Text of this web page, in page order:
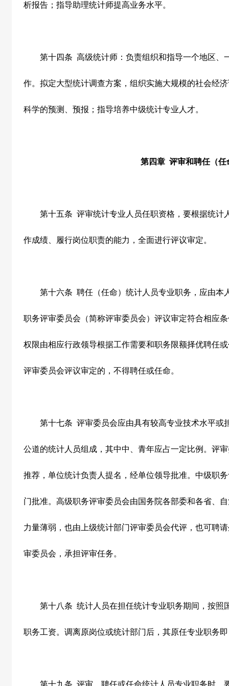
析报告；指导助理统计师提高业务水平。
第十四条 高级统计师：负责组织和指导一个地区、
作。拟定大型统计调查方案，组织实施大规模的社会经
科学的预测、预报；指导培养中级统计专业人才。
第四章 评审和聘任（任
第十五条 评审统计专业人员任职资格，要根据统计
作成绩、履行岗位职责的能力，全面进行评议审定。
第十六条 聘任（任命）统计人员专业职务，应由本
职务评审委员会（简称评审委员会）评议审定符合相应
权限由相应行政领导根据工作需要和职务限额择优聘任
评审委员会评议审定的，不得聘任或任命。
第十七条 评审委员会应由具有较高专业技术水平或
公道的统计人员组成，其中中、青年应占一定比例。评
推荐，单位统计负责人提名，经单位领导批准。中级职
门批准。高级职务评审委员会由国务院各部委和各省、
力量薄弱，也由上级统计部门评审委员会代评，也可聘
审委员会，承担评审任务。
第十八条 统计人员在担任统计专业职务期间，按照
职务工资。调离原岗位或统计部门后，其原任专业职务
第十九条 评审、聘任或任命统计人员专业职务时，